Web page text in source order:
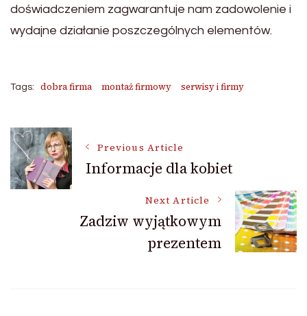
doświadczeniem zagwarantuje nam zadowolenie i
wydajne działanie poszczególnych elementów.
Tags: dobra firma montaż firmowy serwisy i firmy
Post
Navigation
Previous Article
Informacje dla kobiet
Next Article
Zadziw wyjątkowym
prezentem